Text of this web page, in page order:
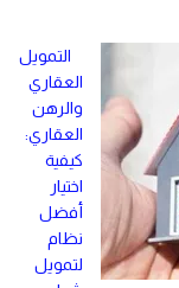
التمويل
العقاري
والرهن
العقاري:
كيفية
اختيار
أفضل
نظام
لتمويل